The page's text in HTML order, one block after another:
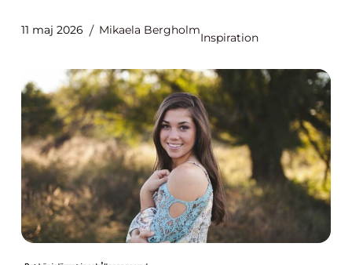
11 maj 2026 Mikaela Bergholm
Inspiration